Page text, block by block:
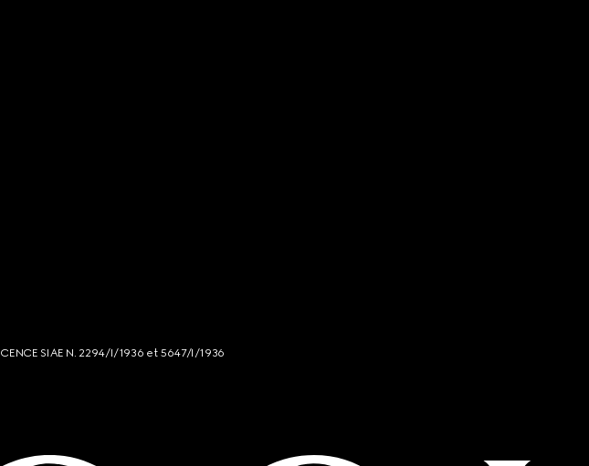
SIAE N. 2294/I/1936 et 5647/I/1936